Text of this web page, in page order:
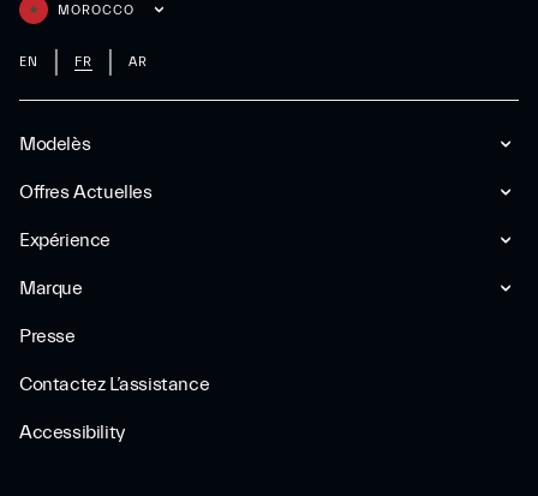
Modelès
Offres Actuelles
Expérience
Marque
Presse
Contactez L’assistance
Accessibility
MOROCCO
EN FR AR